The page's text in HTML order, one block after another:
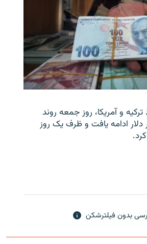
و آمریکا، روز جمعه روند
دلار ادامه یافت و ظرف یک روز
بدون فیلترشکن